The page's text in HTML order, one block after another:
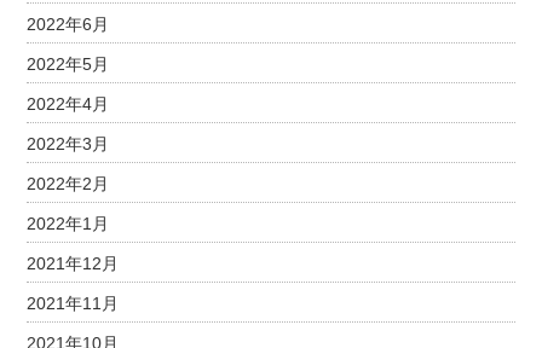
2022年6月
2022年5月
2022年4月
2022年3月
2022年2月
2022年1月
2021年12月
2021年11月
2021年10月